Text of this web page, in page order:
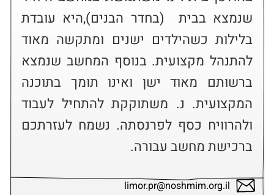
שנמצא בבית  (בחדר הבנים),היא עובדת
בלילות כשהילדים ישנים ומתקשה מאוד
להתנהל מקצועית. בנוסף המחשב שנמצא
ברשותם מאוד ישן ואינו תומך בתוכנה
המקצועית. נ. משתוקקת להתחיל לעבוד
ולהרוויח כסף לפרנסתה. נשמח לעזרתכם
ברכישת מחשב עבורה.
limor.pr@noshmim.org.il